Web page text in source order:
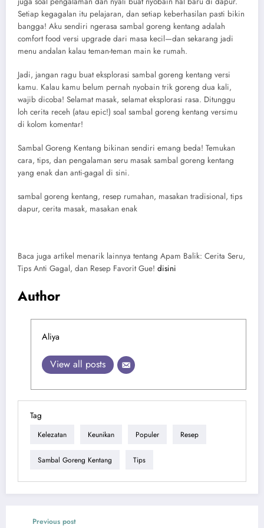
Setiap kegagalan itu pelajaran, dan setiap keberhasilan pasti bikin
bangga! Aku sendiri ngerasa sambal goreng kentang adalah
comfort food versi upgrade dari masa kecil—dan sekarang jadi
menu andalan kalau teman-teman main ke rumah.
Jadi, jangan ragu buat eksplorasi sambal goreng kentang versi
kamu. Kalau kamu belum pernah nyobain trik goreng dua kali,
wajib dicoba! Selamat masak, selamat eksplorasi rasa. Ditunggu
loh cerita receh (atau epic!) soal sambal goreng kentang versimu
di kolom komentar!
Sambal Goreng Kentang bikinan sendiri emang beda! Temukan
cara, tips, dan pengalaman seru masak sambal goreng kentang
yang enak dan anti-gagal di sini.
sambal goreng kentang, resep rumahan, masakan tradisional, tips
dapur, cerita masak, masakan enak
Baca juga artikel menarik lainnya tentang Apam Balik: Cerita Seru,
Tips Anti Gagal, dan Resep Favorit Gue! disini
Author
Aliya
View all posts
Tag
Kelezatan Keunikan Populer Resep
Sambal Goreng Kentang Tips
Previous post